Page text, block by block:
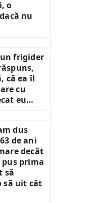
o
nu
frigider
că ea îl
cu
eu…
dus
de ani
decât
prima
să
să uit cât